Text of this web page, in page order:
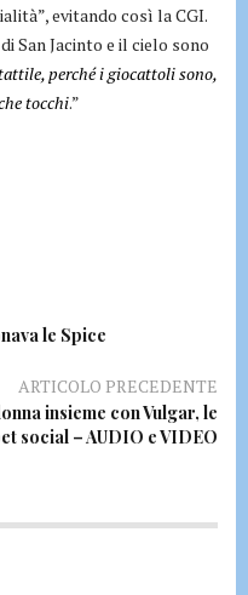
evitando così la CGI.
San Jacinto e il cielo sono
perché i giocattoli sono,
tocchi.”
le Spice
ARTICOLO PRECEDENTE
insieme con Vulgar, le
social – AUDIO e VIDEO